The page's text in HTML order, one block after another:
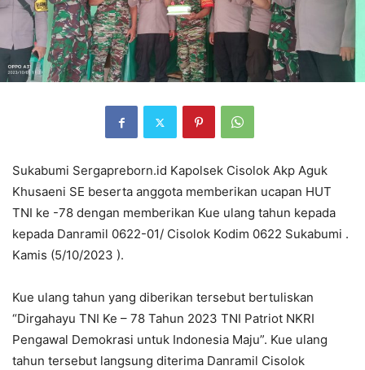
Sukabumi Sergapreborn.id Kapolsek Cisolok Akp Aguk
Khusaeni SE beserta anggota memberikan ucapan HUT
TNI ke -78 dengan memberikan Kue ulang tahun kepada
kepada Danramil 0622-01/ Cisolok Kodim 0622 Sukabumi .
Kamis (5/10/2023 ).
Kue ulang tahun yang diberikan tersebut bertuliskan
“Dirgahayu TNI Ke – 78 Tahun 2023 TNI Patriot NKRI
Pengawal Demokrasi untuk Indonesia Maju”. Kue ulang
tahun tersebut langsung diterima Danramil Cisolok